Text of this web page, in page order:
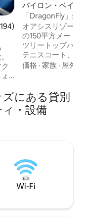
194件、5つ星中4.96つ
ぐ
閑
バイロン・ベイの
「DragonFly」豪
@オアシスリゾー
オアシスリゾート
の150平方メート
ツリートップハウ
テニスコート、サ
をすべてご利用い
「Dragonfly」は
スケープと、わず
ンベイの最高の
価格 ·家族 · 屋外
にある貸別
・設備
Wi-Fi